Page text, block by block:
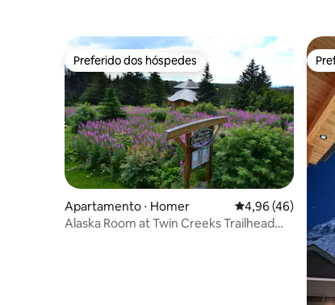
Preferido dos hóspedes
Preferido dos hóspedes
Apartamento ⋅ Homer 4,96 de uma
4,96 (46)
Alaska Room at Twin Creeks Trailhead